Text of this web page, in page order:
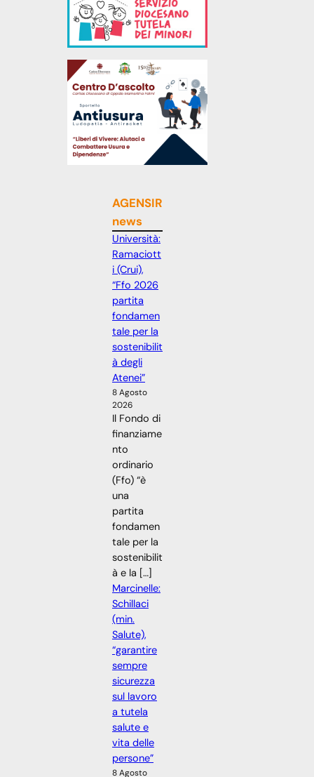
AGENSIR
news
Università:
Ramaciott
i (Crui),
“Ffo 2026
partita
fondamen
tale per la
sostenibilit
à degli
Atenei”
8 Agosto
2026
Il Fondo di
finanziame
nto
ordinario
(Ffo) “è
una
partita
fondamen
tale per la
sostenibilit
à e la […]
Marcinelle:
Schillaci
(min.
Salute),
“garantire
sempre
sicurezza
sul lavoro
a tutela
salute e
vita delle
persone”
8 Agosto